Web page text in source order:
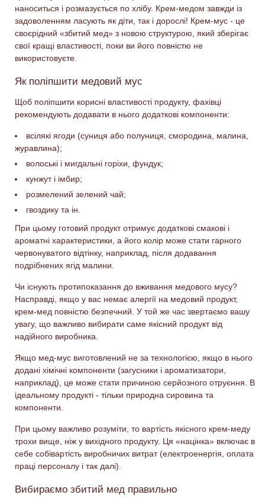
наноситься і розмазується по хлібу. Крем-медом завжди із
задоволенням ласують як діти, так і дорослі! Крем-мус - це
своєрідний «збитий мед» з новою структурою, який зберігає
свої кращі властивості, поки ви його повністю не
використовуєте.
Як поліпшити медовий мус
Щоб поліпшити корисні властивості продукту, фахівці
рекомендують додавати в нього додаткові компоненти:
всілякі ягоди (суниця або полуниця, смородина, малина,
журавлина);
волоські і мигдальні горіхи, фундук;
кунжут і імбир;
розмелений зелений чай;
гвоздику та ін.
При цьому готовий продукт отримує додаткові смакові і
ароматні характеристики, а його колір може стати гарного
червонуватого відтінку, наприклад, після додавання
подрібнених ягід малини.
Чи існують протипоказання до вживання медового мусу?
Насправді, якщо у вас немає алергії на медовий продукт,
крем-мед повністю безпечний. У той же час звертаємо вашу
увагу, що важливо вибирати саме якісний продукт від
надійного виробника.
Якщо мед-мус виготовлений не за технологією, якщо в нього
додані хімічні компоненти (загусники і ароматизатори,
наприклад), це може стати причиною серйозного отруєння. В
ідеальному продукті - тільки природна сировина та
компоненти.
При цьому важливо розуміти, то вартість якісного крем-меду
трохи вище, ніж у вихідного продукту. Ця «націнка» включає в
себе собівартість виробничих витрат (електроенергія, оплата
праці персоналу і так далі).
Вибираємо збитий мед правильно